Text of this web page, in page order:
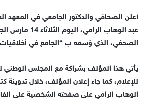
ر
ي
د
إ
ل
ك
أعلن الصحافي والدكتور الجامعي في المعهد
عبد الوهاب الرامي،
الصحفي، الذي وَسمه ب “الجامع في
يأتي هذا المؤلف بشراكة مع المجلس الوطني
للإعلام، كما جاء إعلان المؤلف، خلال تدوينة
الوهاب الرامي على صفحته الشخصية على